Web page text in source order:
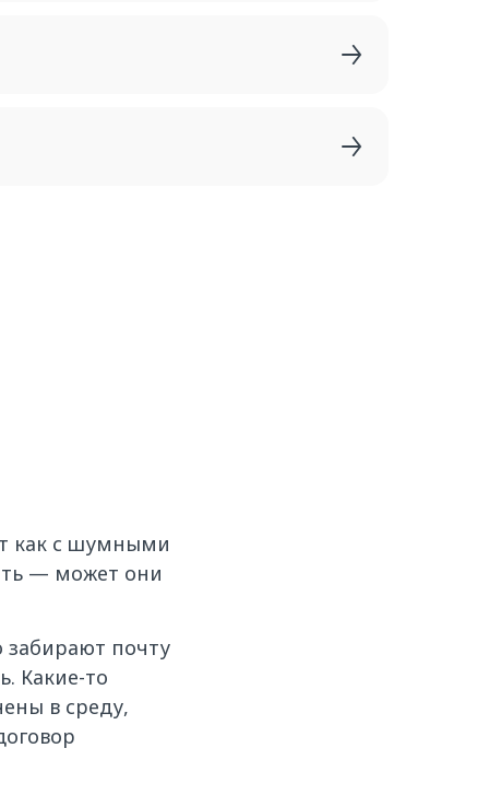
как с шумными
— может они
забирают почту
Какие-то
в среду,